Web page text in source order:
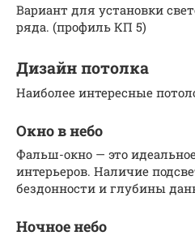
Вариант для установки
ряда. (профиль КП 5)
Дизайн потолка
Наиболее интересные
Окно в небо
Фальш-окно — это
интерьеров. Наличие
бездонности и глубины
Ночное небо